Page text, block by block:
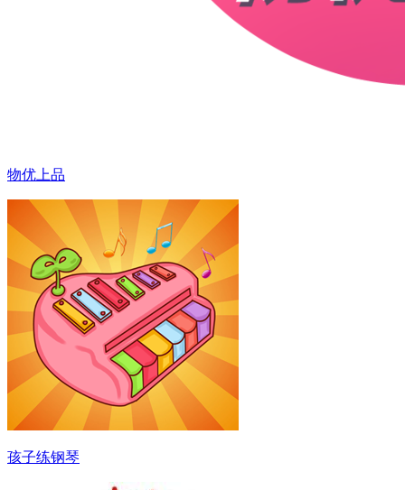
物优上品
孩子练钢琴